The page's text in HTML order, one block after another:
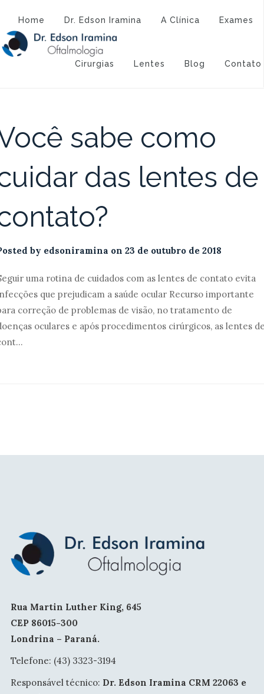
Home Dr. Edson Iramina A Clínica Exames
Cirurgias Lentes Blog Contato
23 de outubro de 2018
sabe como
das lentes de
by edsoniramina on 23 de outubro de 2018
uma rotina de cuidados com as lentes de contato evita
que prejudicam a saúde ocular Recurso importante
correção de problemas de visão, no tratamento de
oculares e após procedimentos cirúrgicos, as lentes
Rua Martin Luther King, 645
CEP 86015-300
Londrina – Paraná.
Telefone: (43) 3323-3194
Responsável técnico: Dr. Edson Iramina CRM 22063 e